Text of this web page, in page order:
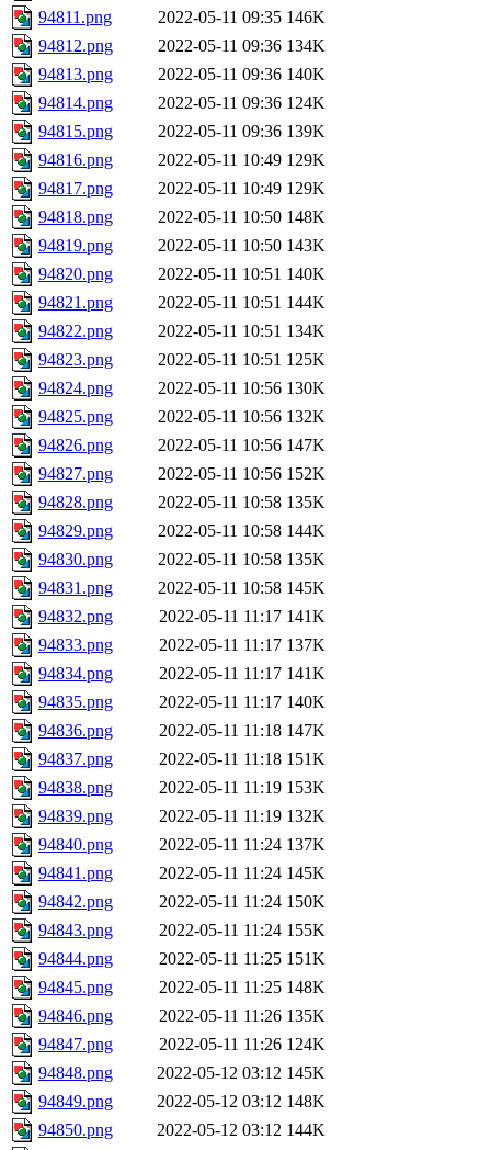
94811.png
2022-05-11 09:35 146K
94812.png
2022-05-11 09:36 134K
94813.png
2022-05-11 09:36 140K
94814.png
2022-05-11 09:36 124K
94815.png
2022-05-11 09:36 139K
94816.png
2022-05-11 10:49 129K
94817.png
2022-05-11 10:49 129K
94818.png
2022-05-11 10:50 148K
94819.png
2022-05-11 10:50 143K
94820.png
2022-05-11 10:51 140K
94821.png
2022-05-11 10:51 144K
94822.png
2022-05-11 10:51 134K
94823.png
2022-05-11 10:51 125K
94824.png
2022-05-11 10:56 130K
94825.png
2022-05-11 10:56 132K
94826.png
2022-05-11 10:56 147K
94827.png
2022-05-11 10:56 152K
94828.png
2022-05-11 10:58 135K
94829.png
2022-05-11 10:58 144K
94830.png
2022-05-11 10:58 135K
94831.png
2022-05-11 10:58 145K
94832.png
2022-05-11 11:17 141K
94833.png
2022-05-11 11:17 137K
94834.png
2022-05-11 11:17 141K
94835.png
2022-05-11 11:17 140K
94836.png
2022-05-11 11:18 147K
94837.png
2022-05-11 11:18 151K
94838.png
2022-05-11 11:19 153K
94839.png
2022-05-11 11:19 132K
94840.png
2022-05-11 11:24 137K
94841.png
2022-05-11 11:24 145K
94842.png
2022-05-11 11:24 150K
94843.png
2022-05-11 11:24 155K
94844.png
2022-05-11 11:25 151K
94845.png
2022-05-11 11:25 148K
94846.png
2022-05-11 11:26 135K
94847.png
2022-05-11 11:26 124K
94848.png
2022-05-12 03:12 145K
94849.png
2022-05-12 03:12 148K
94850.png
2022-05-12 03:12 144K